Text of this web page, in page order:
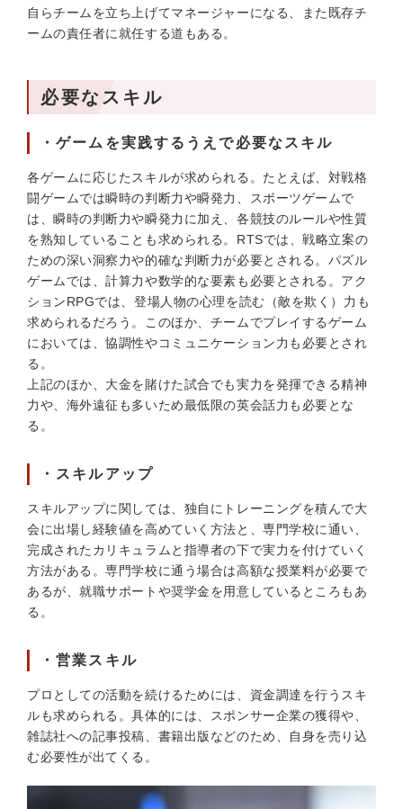
自らチームを立ち上げてマネージャーになる、また既存チ
ームの責任者に就任する道もある。
必要なスキル
・ゲームを実践するうえで必要なスキル
各ゲームに応じたスキルが求められる。たとえば、対戦格
闘ゲームでは瞬時の判断力や瞬発力、スポーツゲームで
は、瞬時の判断力や瞬発力に加え、各競技のルールや性質
を熟知していることも求められる。RTSでは、戦略立案の
ための深い洞察力や的確な判断力が必要とされる。パズル
ゲームでは、計算力や数学的な要素も必要とされる。アク
ションRPGでは、登場人物の心理を読む（敵を欺く）力も
求められるだろう。このほか、チームでプレイするゲーム
においては、協調性やコミュニケーション力も必要とされ
る。
上記のほか、大金を賭けた試合でも実力を発揮できる精神
力や、海外遠征も多いため最低限の英会話力も必要とな
る。
・スキルアップ
スキルアップに関しては、独自にトレーニングを積んで大
会に出場し経験値を高めていく方法と、専門学校に通い、
完成されたカリキュラムと指導者の下で実力を付けていく
方法がある。専門学校に通う場合は高額な授業料が必要で
あるが、就職サポートや奨学金を用意しているところもあ
る。
・営業スキル
プロとしての活動を続けるためには、資金調達を行うスキ
ルも求められる。具体的には、スポンサー企業の獲得や、
雑誌社への記事投稿、書籍出版などのため、自身を売り込
む必要性が出てくる。